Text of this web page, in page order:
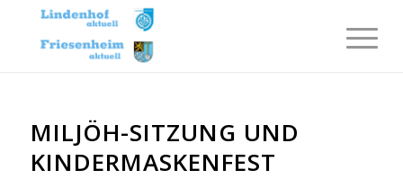
MILJÖH-SITZUNG UND
KINDERMASKENFEST